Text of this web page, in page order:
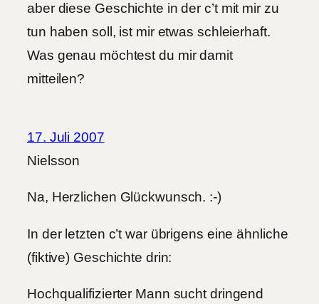
aber diese Geschichte in der c’t mit mir zu
tun haben soll, ist mir etwas schleierhaft.
Was genau möchtest du mir damit
mitteilen?
17. Juli 2007
Nielsson
Na, Herzlichen Glückwunsch. :-)
In der letzten c’t war übrigens eine ähnliche
(fiktive) Geschichte drin:
Hochqualifizierter Mann sucht dringend